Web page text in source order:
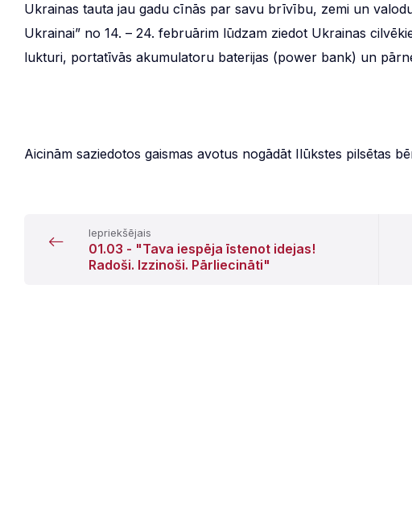
Ukrainas tauta jau gadu cīnās par savu brīvību, zemi un
Ukrainai” no 14. – 24. februārim lūdzam ziedot Ukrainas
lukturi, portatīvās akumulatoru baterijas (power bank) un
Aicinām saziedotos gaismas avotus nogādāt Ilūkstes pilsētas
Iepriekšējais
01.03 - "Tava iespēja īstenot idejas!
Radoši. Izzinoši. Pārliecināti"